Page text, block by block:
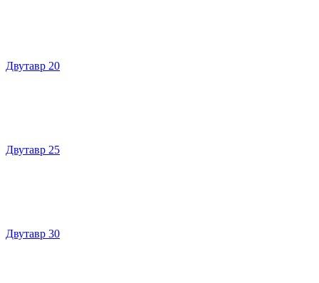
Двутавр 20
Двутавр 25
Двутавр 30